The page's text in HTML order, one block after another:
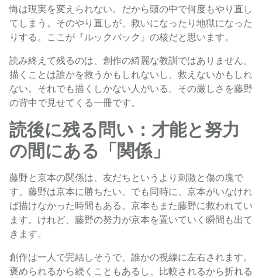
悔は現実を変えられない。だから頭の中で何度もやり直し
てしまう。そのやり直しが、救いになったり地獄になった
りする。ここが『ルックバック』の核だと思います。
読み終えて残るのは、創作の綺麗な教訓ではありません。
描くことは誰かを救うかもしれないし、救えないかもしれ
ない。それでも描くしかない人がいる。その厳しさを藤野
の背中で見せてくる一冊です。
読後に残る問い：才能と努力
の間にある「関係」
藤野と京本の関係は、友だちというより刺激と傷の塊で
す。藤野は京本に勝ちたい。でも同時に、京本がいなけれ
ば描けなかった時間もある。京本もまた藤野に救われてい
ます。けれど、藤野の努力が京本を置いていく瞬間も出て
きます。
創作は一人で完結しそうで、誰かの視線に左右されます。
褒められるから続くこともあるし、比較されるから折れる